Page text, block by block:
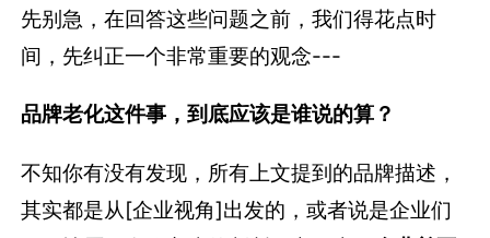
先别急，在回答这些问题之前，我们得花点时
间，先纠正一个非常重要的观念---
品牌老化这件事，到底应该是谁说的算？
不知你有没有发现，所有上文提到的品牌描述，
其实都是从[企业视角]出发的，或者说是企业们